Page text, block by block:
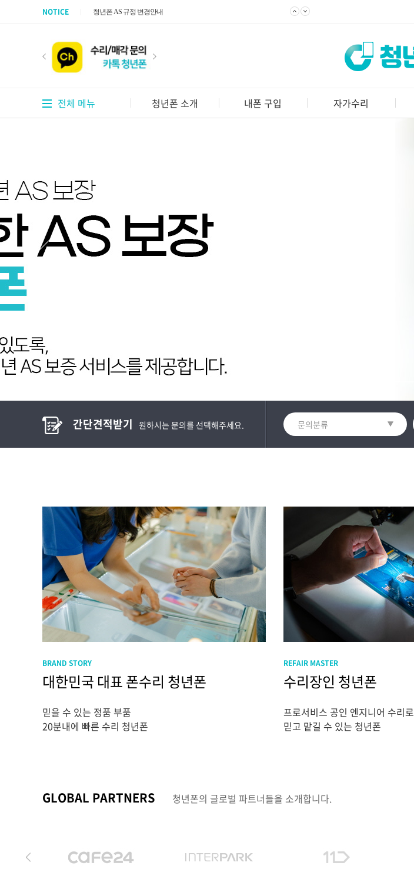
NOTICE 청년폰 AS 규정 변경안내
전체 메뉴 청년폰 소개 내폰 구입 자가수리
간단견적받기 원하시는 문의를 선택해주세요. 문의분류
BRAND STORY
대한민국 대표 폰수리 청년폰
믿을 수 있는 정품 부품
20분내에 빠른 수리 청년폰
REFAIR MASTER
수리장인 청년폰
프로서비스 공인 엔지니어 수리로
믿고 맡길 수 있는 청년폰
GLOBAL PARTNERS 청년폰의 글로벌 파트너들을 소개합니다.